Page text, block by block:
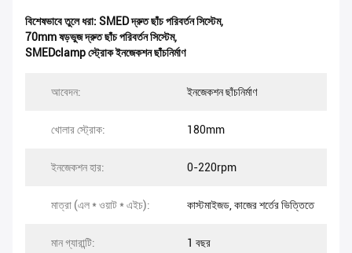
বিশেষভাবে তুলে ধরা: SMED দ্রুত ছাঁচ পরিবর্তন সিস্টেম,
70mm ষড়ভুজ দ্রুত ছাঁচ পরিবর্তন সিস্টেম,
SMEDclamp স্ট্রোক ইনজেকশন ছাঁচনির্মাণ
আবেদন: ইনজেকশন ছাঁচনির্মাণ
খোলার স্ট্রোক: 180mm
ইনজেকশন হার: 0-220rpm
মাত্রা (এল * ওয়াট * এইচ): কাস্টমাইজড, কাজের শর্তের ভিত্তিতে
মান গ্যারান্টি: 1 বছর